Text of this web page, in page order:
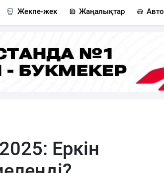
Жекпе-жек Жаңалықтар Авто
Еркін